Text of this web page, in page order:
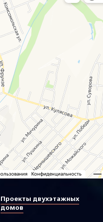
Проекты двухэтажных
домов